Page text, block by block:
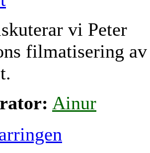
vi Peter
filmatisering
Ainur